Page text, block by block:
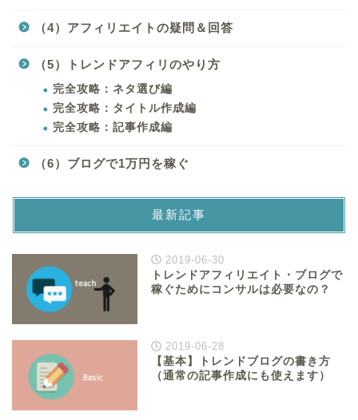
（4）アフィリエイトの疑問＆回答
（5）トレンドアフィリのやり方
完全攻略：ネタ選び編
完全攻略：タイトル作成編
完全攻略：記事作成編
（6）ブログで1万円を稼ぐ
最新記事
2019-06-30
トレンドアフィリエイト・ブログで
稼ぐためにコンサルは必要なの？
2019-06-28
【基本】トレンドブログの書き方
（通常の記事作成にも使えます）